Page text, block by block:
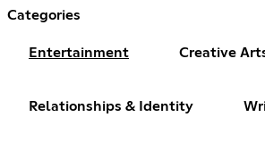
Categories
Entertainment Creative
Relationships & Identity